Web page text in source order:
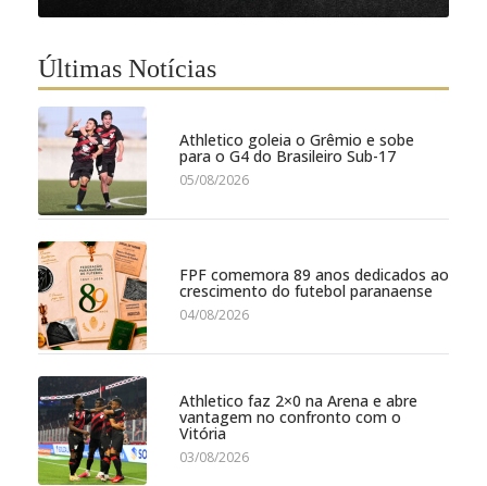
Últimas Notícias
Athletico goleia o Grêmio e sobe
para o G4 do Brasileiro Sub-17
05/08/2026
FPF comemora 89 anos dedicados ao
crescimento do futebol paranaense
04/08/2026
Athletico faz 2×0 na Arena e abre
vantagem no confronto com o
Vitória
03/08/2026